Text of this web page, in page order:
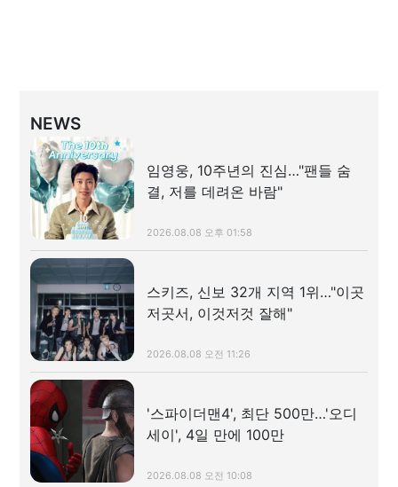
NEWS
임영웅, 10주년의 진심…"팬들 숨
결, 저를 데려온 바람"
2026.08.08 오후 01:58
스키즈, 신보 32개 지역 1위…"이곳
저곳서, 이것저것 잘해"
2026.08.08 오전 11:26
'스파이더맨4', 최단 500만…'오디
세이', 4일 만에 100만
2026.08.08 오전 10:08